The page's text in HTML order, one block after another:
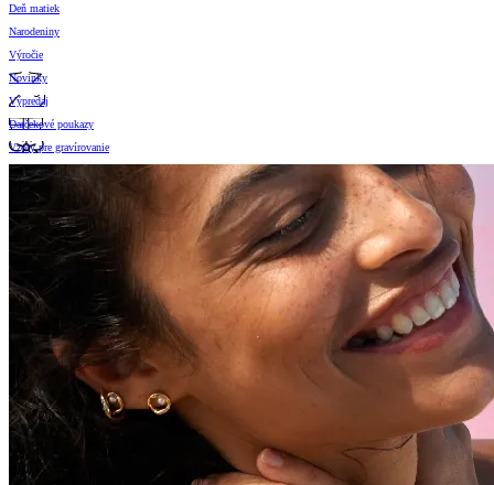
Deň matiek
Narodeniny
Výročie
Novinky
Výpredaj
Darčekové poukazy
Vzory pre gravírovanie